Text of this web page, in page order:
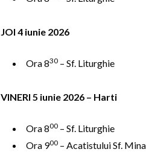
JOI 4 iunie 2026
Ora 830 – Sf. Liturghie
VINERI 5 iunie 2026 – Harti
Ora 800 – Sf. Liturghie
Ora 900 – Acatistului Sf.